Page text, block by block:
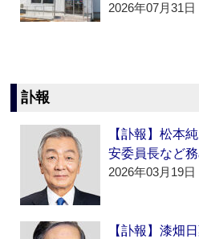
2026年07月31日
訃報
【訃報】松本
安委員長など
2026年03月19日
【訃報】漆畑